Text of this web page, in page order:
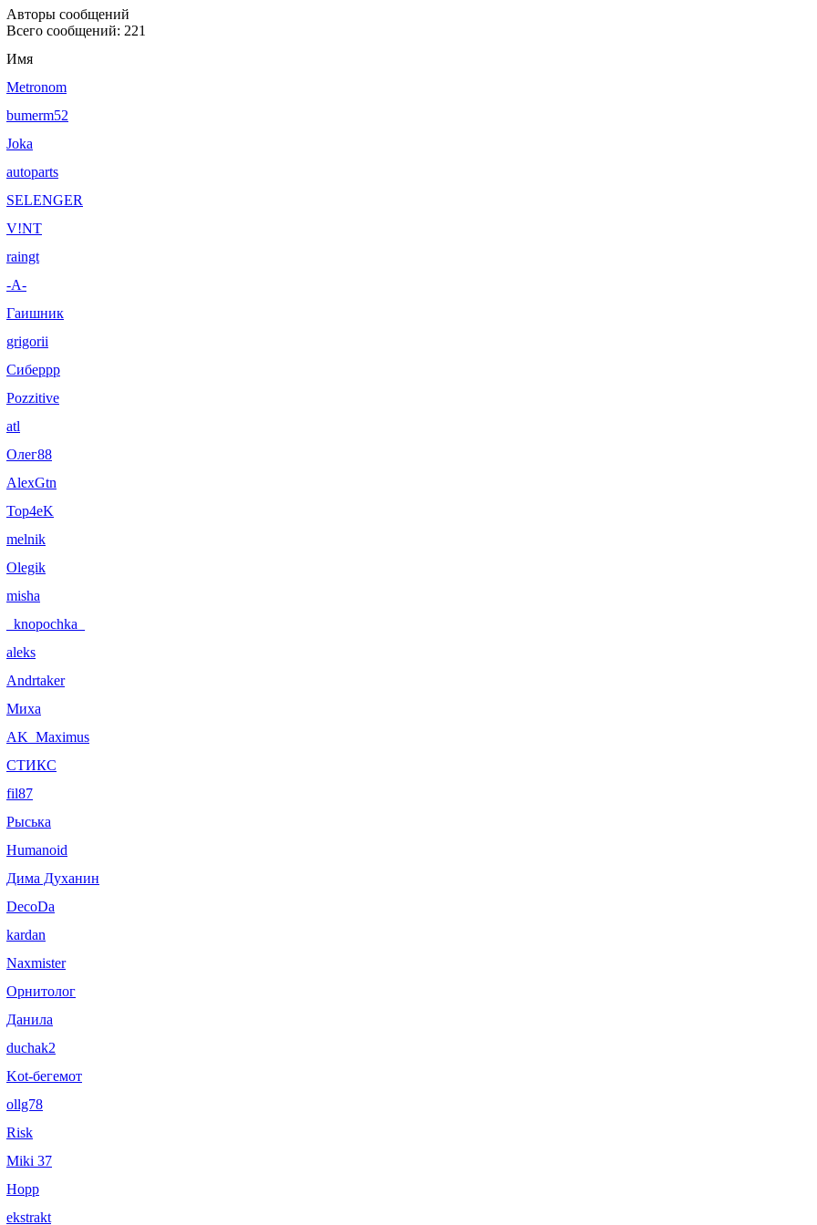
Авторы сообщений
Всего сообщений: 221
Имя
Metronom
bumerm52
Joka
autoparts
SELENGER
V!NT
raingt
-А-
Гаишник
grigorii
Сиберрр
Pozzitive
atl
Олег88
AlexGtn
Top4eK
melnik
Olegik
misha
_knopochka_
aleks
Andrtaker
Миха
AK_Maximus
СТИКС
fil87
Рыська
Humanoid
Дима Духанин
DecoDa
kardan
Naxmister
Орнитолог
Данила
duchak2
Kot-бегемот
ollg78
Risk
Miki 37
Hopp
ekstrakt